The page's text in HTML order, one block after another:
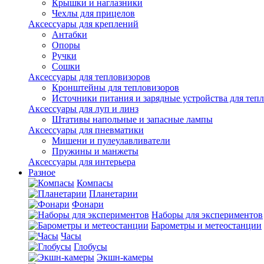
Крышки и наглазники
Чехлы для прицелов
Аксессуары для креплений
Антабки
Опоры
Ручки
Сошки
Аксессуары для тепловизоров
Кронштейны для тепловизоров
Источники питания и зарядные устройства для
Аксессуары для луп и линз
Штативы напольные и запасные лампы
Аксессуары для пневматики
Мишени и пулеулавливатели
Пружины и манжеты
Аксессуары для интерьера
Разное
Компасы
Планетарии
Фонари
Наборы для экспериментов
Барометры и метеостанции
Часы
Глобусы
Экшн-камеры